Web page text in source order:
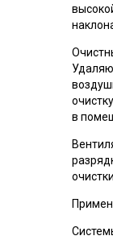
в